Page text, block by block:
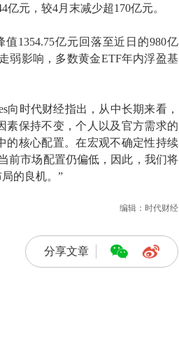
亿元，较4月末减少超170亿元。
1354.75亿元回落至近日的980亿
弱影响，多数黄金ETF年内浮盈基
向时代财经指出，从中长期来看，
素保持不变，个人以及官方需求的
的核心配置。在宏观不确定性持续
前市场配置仍偏低，因此，我们将
的良机。”
编辑：时代财经
分享文章